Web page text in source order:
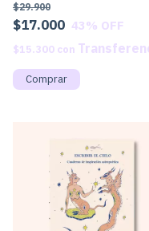
$17.000
$29.900
43% OFF
$15.300 con